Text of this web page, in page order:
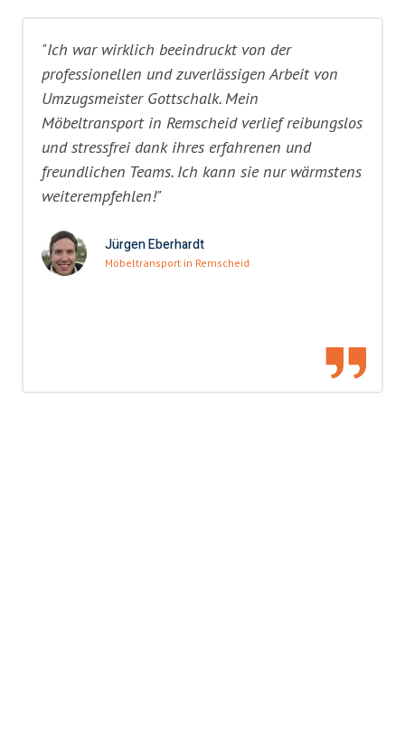
"Ich war wirklich beeindruckt von der
professionellen und zuverlässigen Arbeit von
Umzugsmeister Gottschalk. Mein
Möbeltransport in Remscheid verlief reibungslos
und stressfrei dank ihres erfahrenen und
freundlichen Teams. Ich kann sie nur wärmstens
weiterempfehlen!"
Jürgen Eberhardt
Möbeltransport in Remscheid